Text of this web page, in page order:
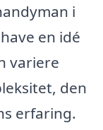
i
en idé
variere
den
erfaring.